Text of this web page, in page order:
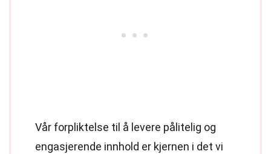
Vår forpliktelse til å levere pålitelig og
engasjerende innhold er kjernen i det vi